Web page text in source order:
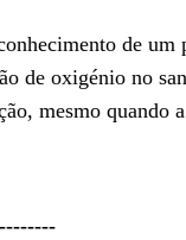
de um
de oxigénio no
mesmo quando